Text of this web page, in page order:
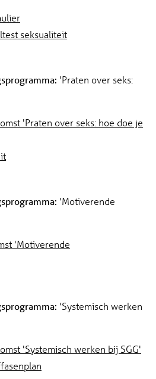
seksualiteit
'Praten over seks:
'Praten over seks: hoe doe je
'Motiverende
'Motiverende
'Systemisch werken
'Systemisch werken bij SGG'